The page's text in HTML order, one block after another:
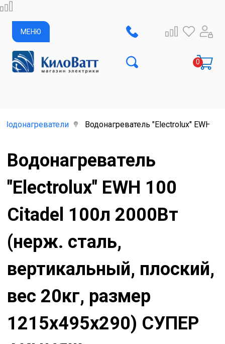
МЕНЮ
Водонагреватели Водонагреватель "Electrolux" EWH
Водонагреватель
"Electrolux" EWH 100
Citadel 100л 2000Вт
(нерж. сталь,
вертикальный, плоский,
вес 20кг, размер
1215x495x290) СУПЕР